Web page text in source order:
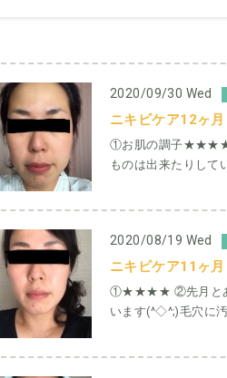
2020/09/30 Wed
ニキビケア12ヶ月
①お肌の調子★★★★
ものは出来たりして
2020/08/19 Wed
ニキビケア11ヶ月
①★★★★ ②先月とあま
います(^◇^;)毛穴に